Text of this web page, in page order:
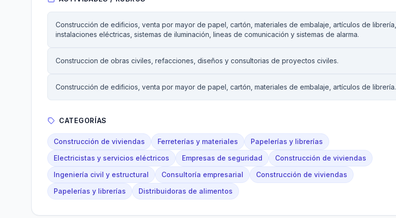
Construcción de edificios, venta por mayor de papel, cartón, materiales de embalaje, artículos de librería,
instalaciones eléctricas, sistemas de iluminación, lineas de comunicación y sistemas de alarma.
Construccion de obras civiles, refacciones, diseños y consultorias de proyectos civiles.
Construcción de edificios, venta por mayor de papel, cartón, materiales de embalaje, artículos de librería.
CATEGORÍAS
Construcción de viviendas Ferreterías y materiales
Papelerías y librerías
Electricistas y servicios eléctricos
Empresas de seguridad
Construcción de viviendas
Ingeniería civil y estructural
Consultoría empresarial
Construcción de viviendas
Papelerías y librerías
Distribuidoras de alimentos